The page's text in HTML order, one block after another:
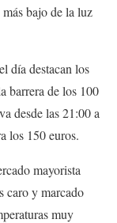
bajo de la luz
día destacan los
barrera de los 100
desde las 21:00 a
los 150 euros.
mayorista
caro y marcado
muy